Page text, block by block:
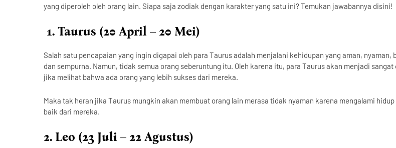
yang diperoleh oleh orang lain. Siapa saja zodiak dengan karakter yang satu ini? Temukan jawabannya disini!
1. Taurus (20 April – 20 Mei)
Salah satu pencapaian yang ingin digapai oleh para Taurus adalah menjalani kehidupan yang aman, nyaman,
dan sempurna. Namun, tidak semua orang seberuntung itu. Oleh karena itu, para Taurus akan menjadi sangat
jika melihat bahwa ada orang yang lebih sukses dari mereka.
Maka tak heran jika Taurus mungkin akan membuat orang lain merasa tidak nyaman karena mengalami hidup
baik dari mereka.
2. Leo (23 Juli – 22 Agustus)